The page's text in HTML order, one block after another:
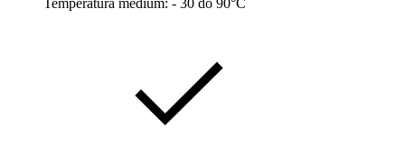
Temperatura medium: - 30 do 90°C